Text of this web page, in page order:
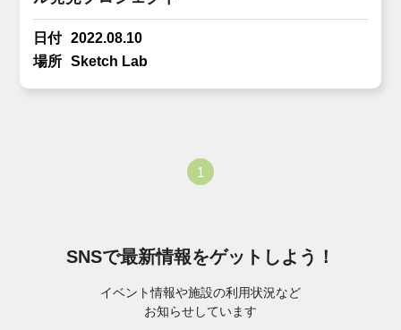
日付 2022.08.10
場所
Sketch Lab
1
SNSで最新情報をゲットしよう！
イベント情報や施設の利用状況など
お知らせしています